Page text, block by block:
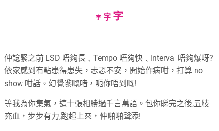
字Decrease
字Reset
字Increase
仲諗緊之前 LSD 唔夠長﹑Tempo 唔夠快﹑Interval 唔夠爆呀?
依家感到有點患得患失，忐忑不安，開始作病咁，打算 no
show 咁話。幻覺嚟嘅啫，呃你唔到嘅!
等我為你集氣，這十張相勝過千言萬語。包你睇完之後,五肢
充血，步步有力,跑起上來，仲啪啪聲添!